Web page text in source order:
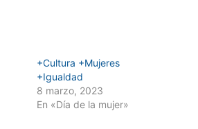
+Cultura +Mujeres
+Igualdad
8 marzo, 2023
En «Día de la mujer»